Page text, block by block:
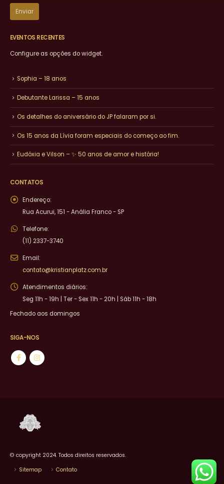
EVENTOS RECENTES
Configure as opções do widget.
Sophia – 18 anos
Debutante Larissa – 15 anos
Os detalhes do aniversário do JP falaram por si.
Os 15 anos da Lívia foram especiais do começo ao fim.
Eudóxia e Vilson – ✨ 50 anos de amor e história!
CONTATOS
Endereço:
Rua Acurui, 151 - Anália Franco - SP
Telefone:
(11) 2337-3740
Email:
contato@kristianplatz.com.br
Atendimentos diários:
Seg 11h - 19h | Ter - Sex 11h - 20h | Sáb 11h - 18h
Fechado aos domingos
SIGA-NOS
© copyright 2024. Todos direitos reservados.
Sitemap
Contato